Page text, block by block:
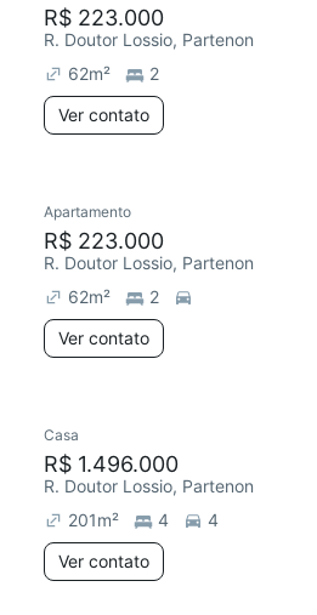
R$ 223.000
R. Doutor Lossio, Partenon
62m²
2
Ver contato
Redecorar
Apartamento
R$ 223.000
R. Doutor Lossio, Partenon
62m²
2
Ver contato
Casa
R$ 1.496.000
R. Doutor Lossio, Partenon
201m² 4
4
Ver contato